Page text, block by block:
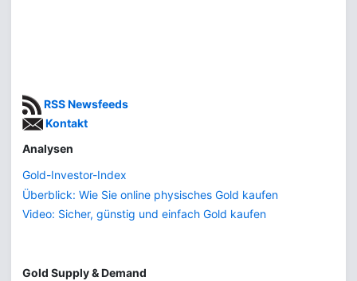
RSS Newsfeeds
Kontakt
Analysen
Gold-Investor-Index
Überblick: Wie Sie online physisches Gold kaufen
Video: Sicher, günstig und einfach Gold kaufen
Gold Supply & Demand